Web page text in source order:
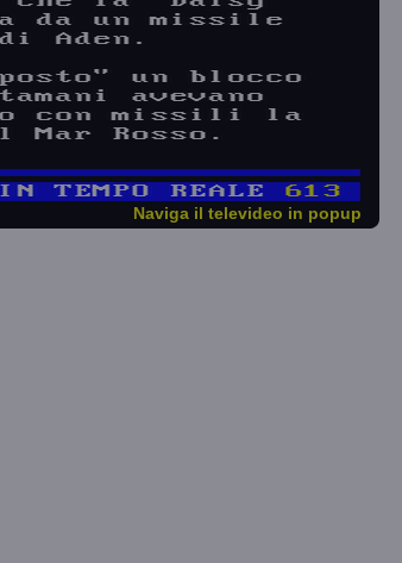
Naviga il televideo in popup